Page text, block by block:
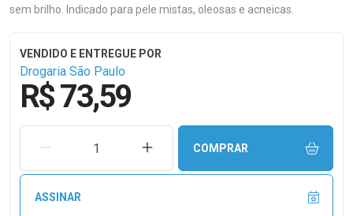
sem brilho. Indicado para pele mistas, oleosas e acneicas.
Drogaria São Paulo
R$ 73,59
REMOVER UMA UNIDADEAUMENTAR UMA UNIDADE
COMPRAR
ASSINAR